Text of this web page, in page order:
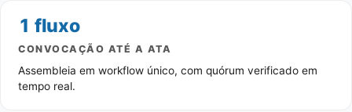
1 fluxo
CONVOCAÇÃO ATÉ A ATA
Assembleia em workflow único, com quórum verificado em
tempo real.